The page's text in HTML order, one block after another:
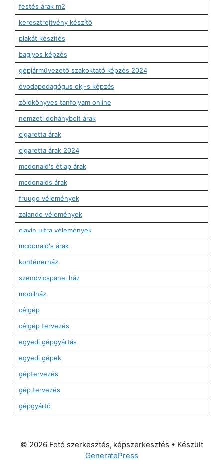
festés árak m2
keresztrejtvény készítő
plakát készítés
baglyos képzés
gépjárművezető szakoktató képzés 2024
óvodapedagógus okj-s képzés
zöldkönyves tanfolyam online
nemzeti dohánybolt árak
cigaretta árak
cigaretta árak 2024
mcdonald's étlap árak
mcdonalds árak
fruugo vélemények
zalando vélemények
clavin ultra vélemények
mcdonald's árak
konténerház
szendvicspanel ház
mobilház
célgép
célgép tervezés
egyedi gépgyártás
egyedi gépek
géptervezés
gép tervezés
gépgyártó
© 2026 Fotó szerkesztés, képszerkesztés • Készült
GeneratePress